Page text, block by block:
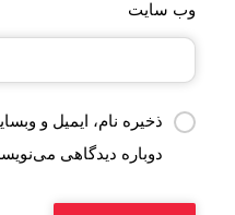
وب‌ سایت
ذخیره نام، ایمیل و
دوباره دیدگاهی